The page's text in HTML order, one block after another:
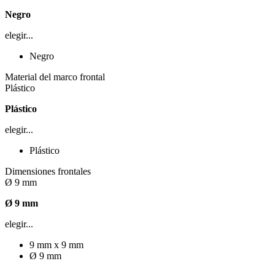
Negro
elegir...
Negro
Material del marco frontal
Plástico
Plástico
elegir...
Plástico
Dimensiones frontales
Ø 9 mm
Ø 9 mm
elegir...
9 mm x 9 mm
Ø 9 mm